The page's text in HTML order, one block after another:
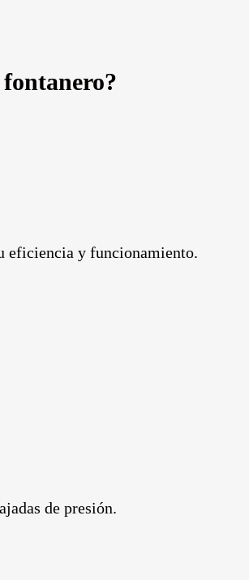
eficiencia y funcionamiento.
de presión.